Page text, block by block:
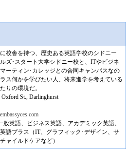
校舎を持つ、歴史ある英語学校のシドニー
ズ･スタート大学シドニー校と、ITやビジネ
ーティン･カレッジとの合同キャンパスなの
ス何かを学びたい人、将来進学を考えている
りの環境だ。
Oxford St., Darlinghurst
般英語、ビジネス英語、アカデミック英語、
語プラス（IT、グラフィック･デザイン、サ
ャイルドケアなど）